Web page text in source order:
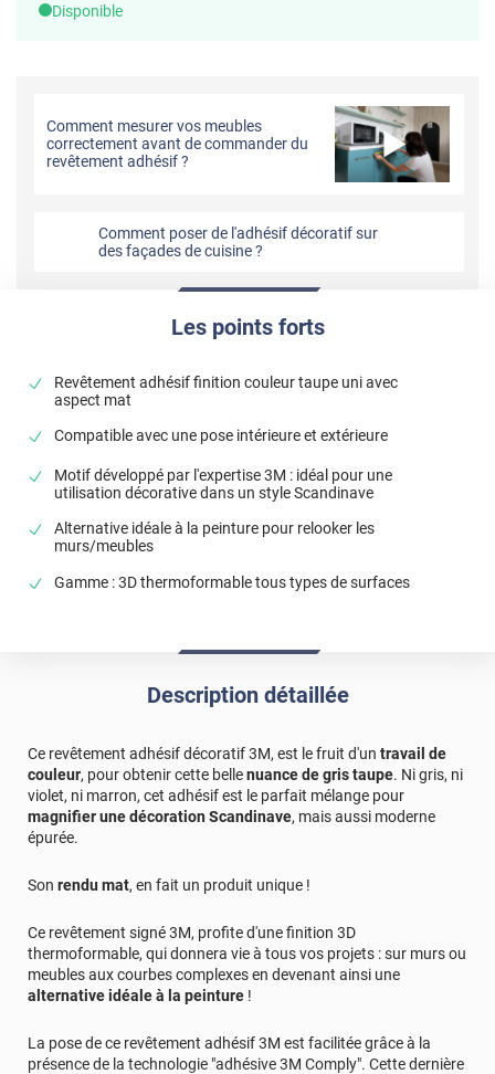
Disponible
Comment mesurer vos meubles
correctement avant de commander du
revêtement adhésif ?
Comment poser de l'adhésif décoratif sur
des façades de cuisine ?
Les points forts
Revêtement adhésif finition couleur taupe uni avec
aspect mat
Compatible avec une pose intérieure et extérieure
Motif développé par l'expertise 3M : idéal pour une
utilisation décorative dans un style Scandinave
Alternative idéale à la peinture pour relooker les
murs/meubles
Gamme : 3D thermoformable tous types de surfaces
Description détaillée
Ce revêtement adhésif décoratif 3M, est le fruit d'un travail de
couleur, pour obtenir cette bellenuance de gris taupe. Ni gris, ni
violet, ni marron, cet adhésif est le parfait mélange pour
magnifier une décoration Scandinave, mais aussi moderne
épurée.
Son rendu mat, en fait un produit unique !
Ce revêtement signé 3M, profite d'une finition 3D
thermoformable, qui donnera vie à tous vos projets : sur murs ou
meubles aux courbes complexes en devenant ainsi une
alternative idéale à la peinture !
La pose de ce revêtement adhésif 3M est facilitée grâce à la
présence de la technologie "adhésive 3M Comply". Cette dernière